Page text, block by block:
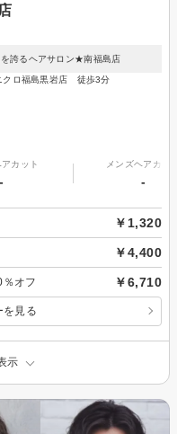
を誇るヘアサロン★南福島店
クロ福島黒岩店 徒歩3分
アカット
-
メンズヘアカラ
-
￥1,320
￥4,400
％オフ ￥6,710
を見る
示